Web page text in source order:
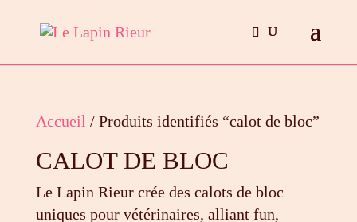
Accueil / Produits identifiés “calot de bloc”
CALOT DE BLOC
Le Lapin Rieur crée des calots de bloc
uniques pour vétérinaires, alliant fun,